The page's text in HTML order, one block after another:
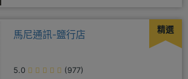
精選
馬尼通訊-鹽行店
5.0
(977)